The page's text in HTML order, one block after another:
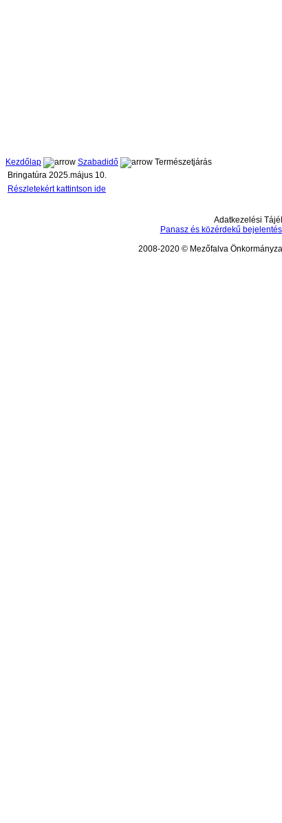
Kezdőlap
Szabadidő
Természetjárás
Bringatúra 2025.május 10.
Részletekért kattintson ide
Adatkezelési
Panasz és közérdekű
2008-2020 © Mezőfalva